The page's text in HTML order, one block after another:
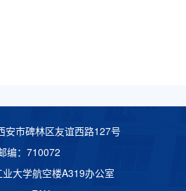
安市碑林区友谊西路127号
编：710072
大学航空楼A319办公室